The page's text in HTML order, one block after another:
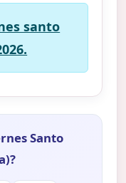
santo
Santo